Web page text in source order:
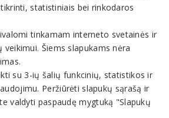
statistiniais bei rinkodaros
tinkamam interneto svetainės ir
Šiems slapukams nėra
su 3-ių šalių funkcinių, statistikos ir
Peržiūrėti slapukų sąrašą ir
valdyti paspaudę mygtuką "Slapukų